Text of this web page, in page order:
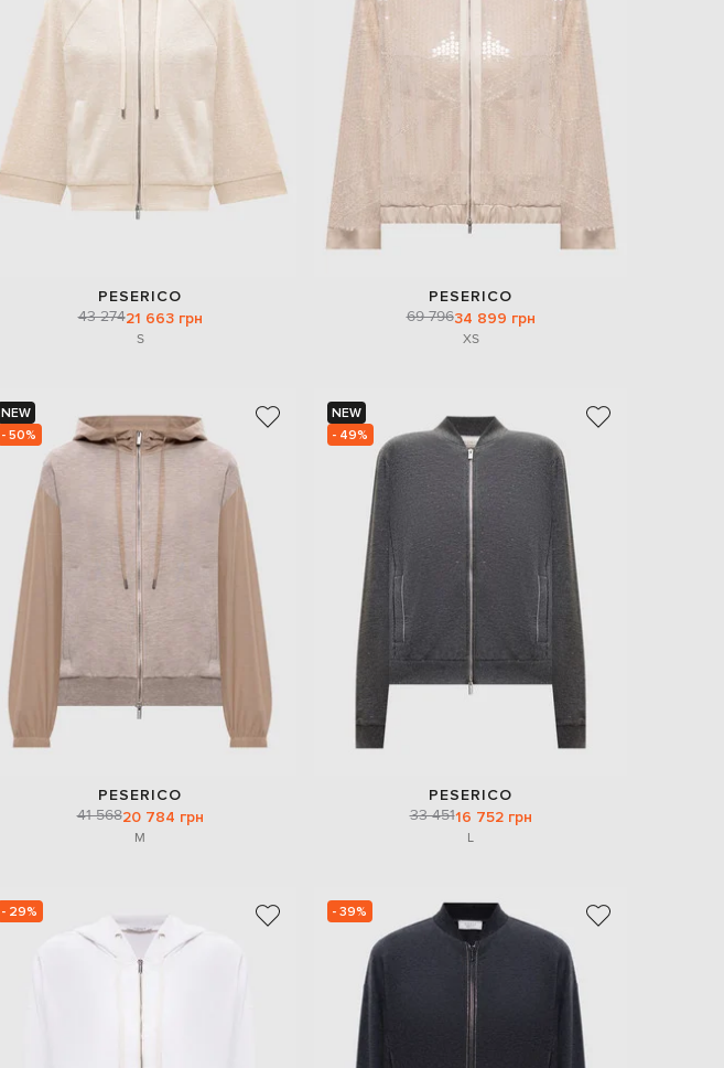
Denmark
Estonia
Finland
France
Latvia
Lithuania
Luxembourg
Romania
Slovakia
PESERICO
43 27421 663 грн
S
PESERICO
69 79634 899 грн
XS
NEW
- 50%
PESERICO
41 56820 784 грн
M
NEW
- 49%
PESERICO
33 45116 752 грн
L
- 29% - 39%